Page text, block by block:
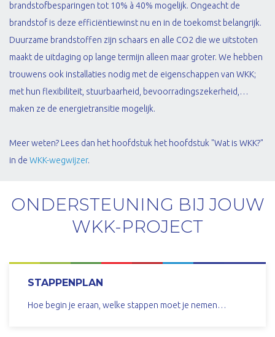
brandstofbesparingen tot 10% à 40% mogelijk. Ongeacht de
brandstof is deze efficiëntiewinst nu en in de toekomst belangrijk.
Duurzame brandstoffen zijn schaars en alle CO2 die we uitstoten
maakt de uitdaging op lange termijn alleen maar groter. We hebben
trouwens ook installaties nodig met de eigenschappen van WKK;
met hun flexibiliteit, stuurbaarheid, bevoorradingszekerheid,…
maken ze de energietransitie mogelijk.
Meer weten? Lees dan het hoofdstuk het hoofdstuk "Wat is WKK?"
in de WKK-wegwijzer.
ONDERSTEUNING BIJ JOUW
WKK-PROJECT
STAPPENPLAN
Hoe begin je eraan, welke stappen moet je nemen…